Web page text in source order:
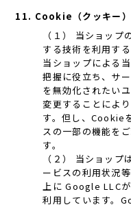
11. Cookie（クッキー）
（１） 当ショッ
する技術を利用す
当ショップによる
把握に役立ち、サ
を無効化されたい
変更することによ
す。但し、Cookie
スの一部の機能を
す。
（２） 当ショッ
ービスの利用状況
上に Google LLC
利用しています。